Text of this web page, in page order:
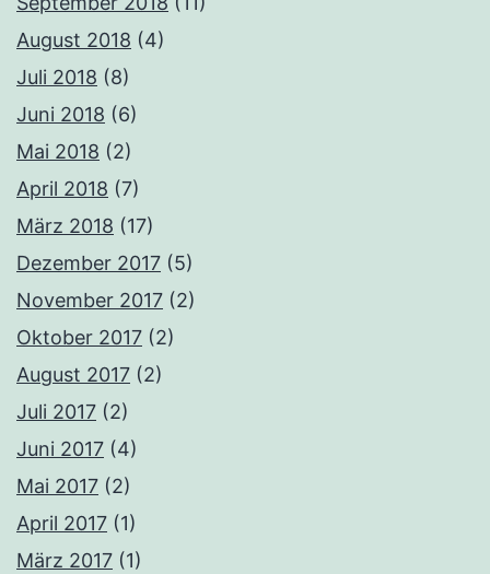
August 2018 (4)
Juli 2018 (8)
Juni 2018 (6)
Mai 2018 (2)
April 2018 (7)
März 2018 (17)
Dezember 2017 (5)
November 2017 (2)
Oktober 2017 (2)
August 2017 (2)
Juli 2017 (2)
Juni 2017 (4)
Mai 2017 (2)
April 2017 (1)
März 2017 (1)